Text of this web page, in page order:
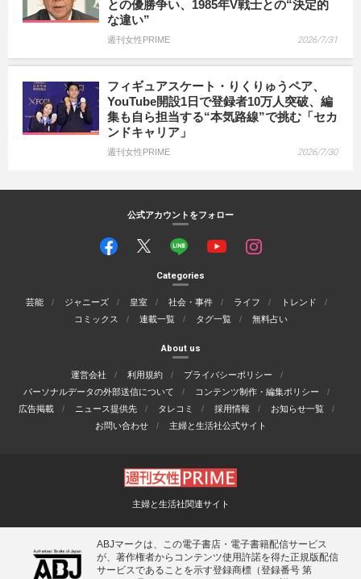
との優勝争い、1985年V戦士との“決定的
な違い”
週刊女性PRIME 2026/7/31
フィギュアスケート・りくりゅうペア、
YouTube開設1日で登録者10万人突破、編
集も自ら担当する“本気路線”で挑む「セカ
ンドキャリア」
週刊女性PRIME 2026/7/30
公式アカウントをフォロー
Categories
芸能 ジャニーズ 皇室 社会・事件 ライフ
トレンド
コミックス
連載一覧 タグ一覧 無料占い
About us
運営会社 利用規約
プライバシーポリシー
パーソナルデータの外部送信について
コンテンツ制作・編集ポリシー
広告掲載
ニュース提供先 タレコミ 採用情報
お知らせ一覧
お問い合わせ
主婦と生活社公式サイト
主婦と生活社関連サイト
ABJマークは、この電子書店・電子書籍配信サービス
が、著作権者からコンテンツ使用許諾を得た正規版配信
サービスであることを示す登録商標（登録番号 第